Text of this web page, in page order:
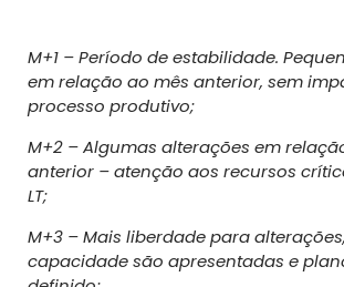
M+1 – Período de estabilidade.
em relação ao mês anterior, sem
processo produtivo;
M+2 – Algumas alterações em
anterior – atenção aos recursos
LT;
M+3 – Mais liberdade para
capacidade são apresentadas e